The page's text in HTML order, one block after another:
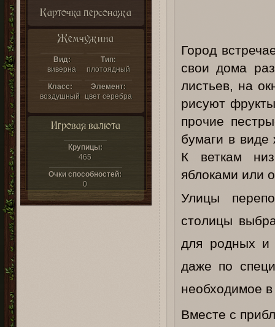
Карточка персонажа
Жемчужина
Вид:
виверна
Тип:
плотоядный
Класс:
воздушный
Элемент:
цвет серебра
Игровая валюта
Крупицы:
465
Очки способностей:
0
Город
свои дома
листьев, на
рисуют
прочие
бумаги в
К веткам
яблоками или
Улицы
столицы
для родных и
даже по
необходимое
Вместе с